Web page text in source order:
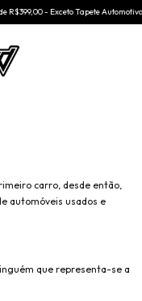
- Exceto Tapete Automotivo -
carro, desde então,
automóveis usados e
que representa-se a